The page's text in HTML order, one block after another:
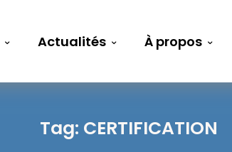
Actualités À propos
Tag: CERTIFICATION